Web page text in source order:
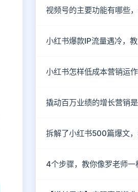
视频号的主要功能有哪些，
小红书爆款IP流量遇冷，
小红书怎样低成本营销运作
撬动百万业绩的增长营销
4个步骤，教你像罗老师一